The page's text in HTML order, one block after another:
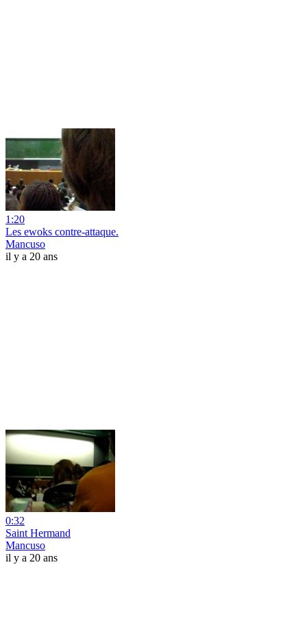
1:20
Les ewoks contre-attaque.
Mancuso
il y a 20 ans
0:32
Saint Hermand
Mancuso
il y a 20 ans